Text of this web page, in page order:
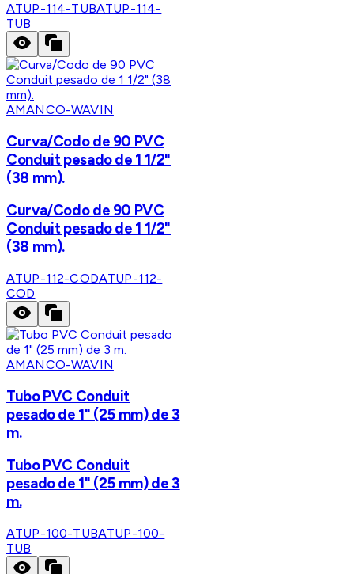
ATUP-114-TUBATUP-114-
TUB
AMANCO-WAVIN
Curva/Codo de 90 PVC
Conduit pesado de 1 1/2"
(38 mm).
Curva/Codo de 90 PVC
Conduit pesado de 1 1/2"
(38 mm).
ATUP-112-CODATUP-112-
COD
AMANCO-WAVIN
Tubo PVC Conduit
pesado de 1" (25 mm) de 3
m.
Tubo PVC Conduit
pesado de 1" (25 mm) de 3
m.
ATUP-100-TUBATUP-100-
TUB